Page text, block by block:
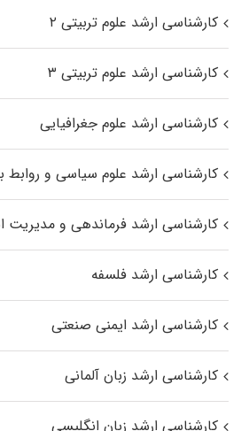
کارشناسی ارشد علوم تربیتی ۲
کارشناسی ارشد علوم تربیتی ۳
کارشناسی ارشد علوم جغرافیایی
کارشناسی ارشد علوم سیاسی و روابط
کارشناسی ارشد فرماندهی و مدیریت
کارشناسی ارشد فلسفه
کارشناسی ارشد ایمنی صنعتی
کارشناسی ارشد زبان آلمانی
کارشناسی ارشد زبان انگلیسی